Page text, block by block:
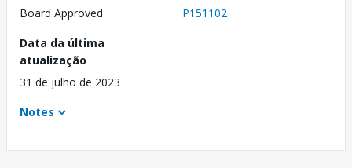
Board Approved
P151102
Data da última
atualização
31 de julho de 2023
Notes